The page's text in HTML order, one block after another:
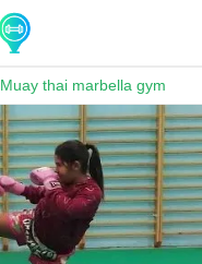
Muay thai marbella gym